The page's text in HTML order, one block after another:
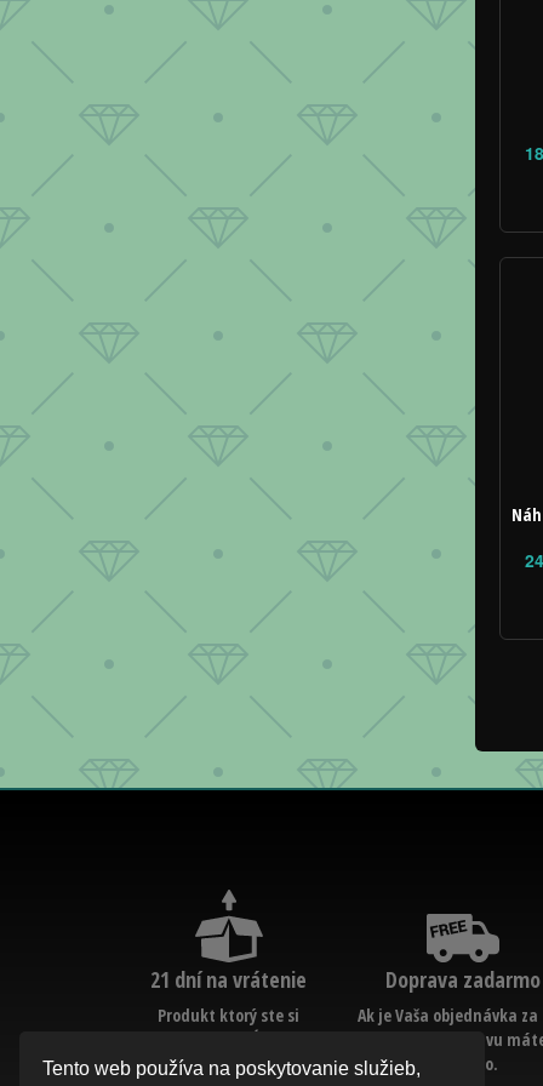
Tento web používa na poskytovanie služieb,
21 dní na vrátenie
Produkt ktorý ste si
objednali nespĺňa Vaše
predstavy? Bez uvedenia
Doprava zadarmo
Ak je Vaša objednávka za
€ a viac, dopravu
zadarmo.